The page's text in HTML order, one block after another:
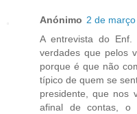
Anónimo 2 de
A entrevista do
verdades que pelos
porque é que não
típico de quem se
presidente, que nos
afinal de contas, o